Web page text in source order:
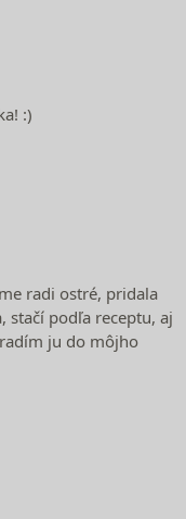
:)
radi ostré, pridala
stačí podľa receptu, aj
ju do môjho